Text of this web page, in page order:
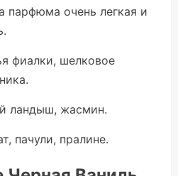
парфюма очень легкая и
фиалки, шелковое
ландыш, жасмин.
пачули, пралине.